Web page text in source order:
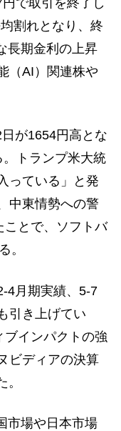
で取引を終了し
割れとなり、終
長期金利の上昇
（AI）関連株や
が1654円高とな
トランプ米大統
っている」と発
中東情勢への警
ことで、ソフトバ
。
4月期実績、5-7
引き上げてい
ブインパクトの強
ビディアの決算
市場や日本市場